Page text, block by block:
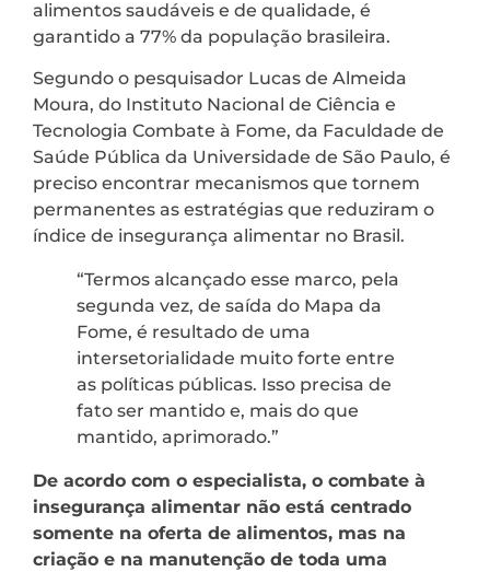
alimentos saudáveis e de qualidade, é
garantido a 77% da população brasileira.
Segundo o pesquisador Lucas de Almeida
Moura, do Instituto Nacional de Ciência e
Tecnologia Combate à Fome, da Faculdade de
Saúde Pública da Universidade de São Paulo, é
preciso encontrar mecanismos que tornem
permanentes as estratégias que reduziram o
índice de insegurança alimentar no Brasil.
“Termos alcançado esse marco, pela
segunda vez, de saída do Mapa da
Fome, é resultado de uma
intersetorialidade muito forte entre
as políticas públicas. Isso precisa de
fato ser mantido e, mais do que
mantido, aprimorado.”
De acordo com o especialista, o combate à
insegurança alimentar não está centrado
somente na oferta de alimentos, mas na
criação e na manutenção de toda uma